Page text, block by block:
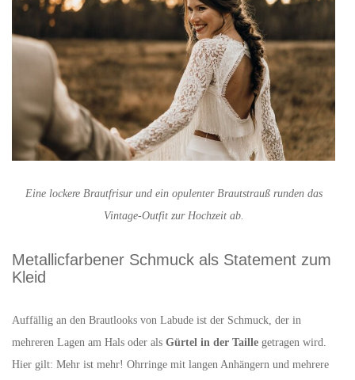
Eine lockere Brautfrisur und ein opulenter Brautstrauß runden das
Vintage-Outfit zur Hochzeit ab.
Metallicfarbener Schmuck als Statement zum
Kleid
Auffällig an den Brautlooks von Labude ist der Schmuck, der in
mehreren Lagen am Hals oder als Gürtel in der Taille getragen wird.
Hier gilt: Mehr ist mehr! Ohrringe mit langen Anhängern und mehrere